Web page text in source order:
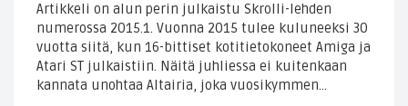
Artikkeli on alun perin julkaistu Skrolli-lehden
numerossa 2015.1. Vuonna 2015 tulee kuluneeksi 30
vuotta siitä, kun 16-bittiset kotitietokoneet Amiga ja
Atari ST julkaistiin. Näitä juhliessa ei kuitenkaan
kannata unohtaa Altairia, joka vuosikymmen…